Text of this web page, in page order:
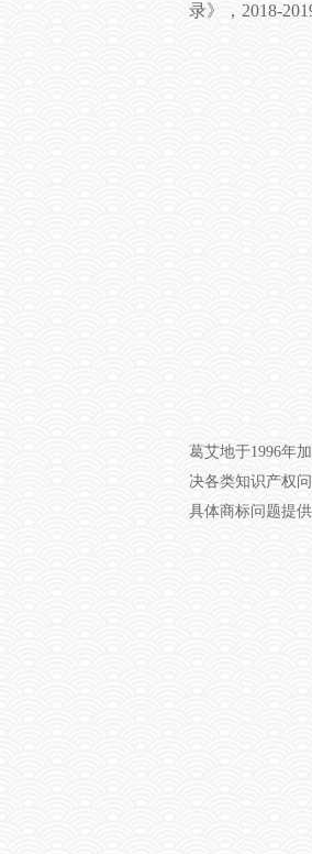
录》， 2018-
葛艾地于1996年
决各类知识产权
具体商标问题提